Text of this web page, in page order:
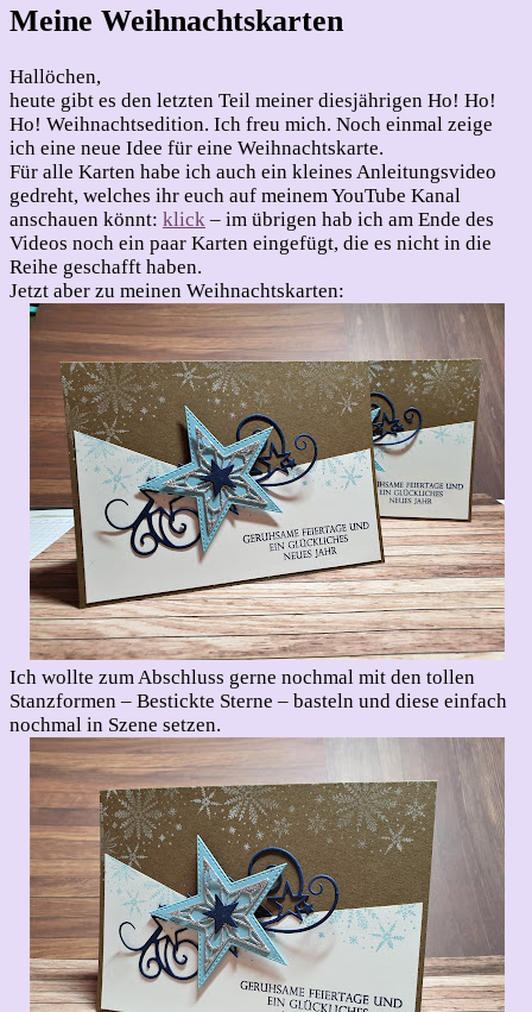
Ho!
Ho!
#8
–
Sternenzauber
Meine Weihnachtskarten
Hallöchen,
heute gibt es den letzten Teil meiner diesjährigen Ho! Ho!
Ho! Weihnachtsedition. Ich freu mich. Noch einmal zeige
ich eine neue Idee für eine Weihnachtskarte.
Für alle Karten habe ich auch ein kleines Anleitungsvideo
gedreht, welches ihr euch auf meinem YouTube Kanal
anschauen könnt: klick – im übrigen hab ich am Ende des
Videos noch ein paar Karten eingefügt, die es nicht in die
Reihe geschafft haben.
Jetzt aber zu meinen Weihnachtskarten:
Ich wollte zum Abschluss gerne nochmal mit den tollen
Stanzformen – Bestickte Sterne – basteln und diese einfach
nochmal in Szene setzen.